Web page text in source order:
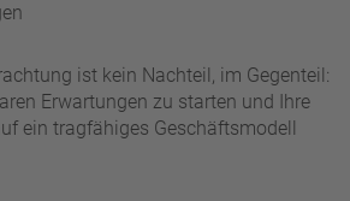
ist kein Nachteil, im Gegenteil:
Erwartungen zu starten und Ihre
ein tragfähiges Geschäftsmodell